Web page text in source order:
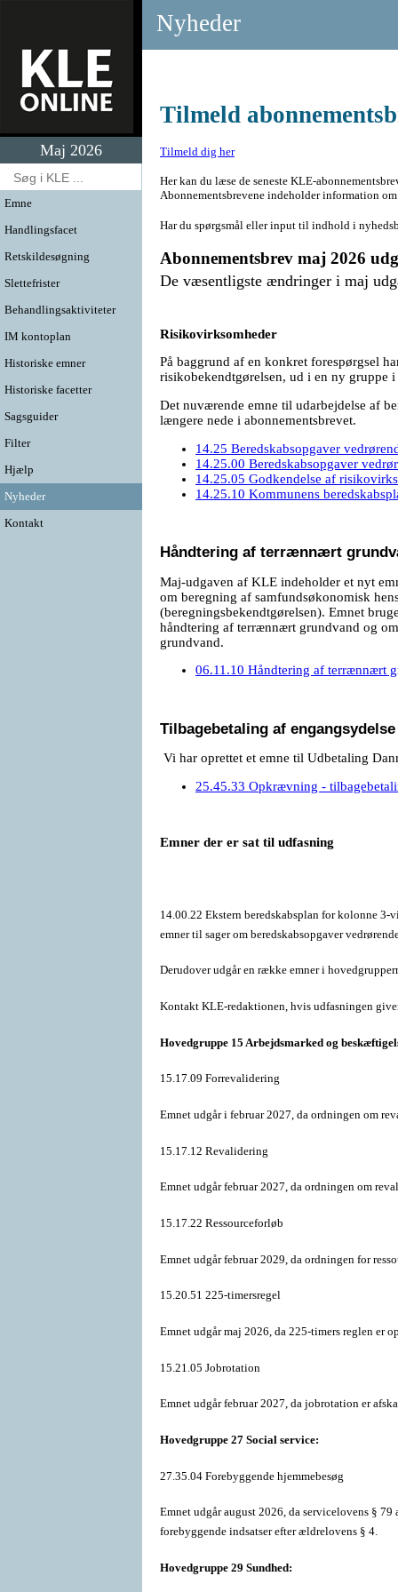
Maj 2026
Emne
Handlingsfacet
Retskildesøgning
Slettefrister
Behandlingsaktiviteter
IM kontoplan
Historiske emner
Historiske facetter
Sagsguider
Filter
Hjælp
Nyheder
Kontakt
Nyheder
Tilmeld
Tilmeld dig her
Her kan du læse de seneste KLE-
Abonnementsbrevene indeholder information
Har du spørgsmål eller input til indhold i
Abonnementsbrev maj 2026
De væsentligste ændringer i maj
Risikovirksomheder
På baggrund af en konkret forespørgsel
risikobekendtgørelsen, ud i en ny gruppe
Det nuværende emne til udarbejdelse af
længere nede i abonnementsbrevet.
14.25 Beredskabsopgaver
14.25.00 Beredskabsopgaver
14.25.05 Godkendelse af
14.25.10 Kommunens
Håndtering af terrænnært
Maj-udgaven af KLE indeholder et nyt
om beregning af samfundsøkonomisk
(beregningsbekendtgørelsen). Emnet
håndtering af terrænnært grundvand og
grundvand.
06.11.10 Håndtering af terrænnært
Tilbagebetaling af engangsydelse
Vi har oprettet et emne til Udbetaling
25.45.33 Opkrævning -
Emner der er sat til udfasning
14.00.22 Ekstern beredskabsplan for kolonne
emner til sager om beredskabsopgaver
Derudover udgår en række emner i
Kontakt KLE-redaktionen, hvis udfasningen
Hovedgruppe 15 Arbejdsmarked og
15.17.09 Forrevalidering
Emnet udgår i februar 2027, da ordningen om
15.17.12 Revalidering
Emnet udgår februar 2027, da ordningen om
15.17.22 Ressourceforløb
Emnet udgår februar 2029, da ordningen for
15.20.51 225-timersregel
Emnet udgår maj 2026, da 225-timers reglen er
15.21.05 Jobrotation
Emnet udgår februar 2027, da jobrotation er
Hovedgruppe 27 Social service:
27.35.04 Forebyggende hjemmebesøg
Emnet udgår august 2026, da servicelovens §
forebyggende indsatser efter ældrelovens § 4.
Hovedgruppe 29 Sundhed: